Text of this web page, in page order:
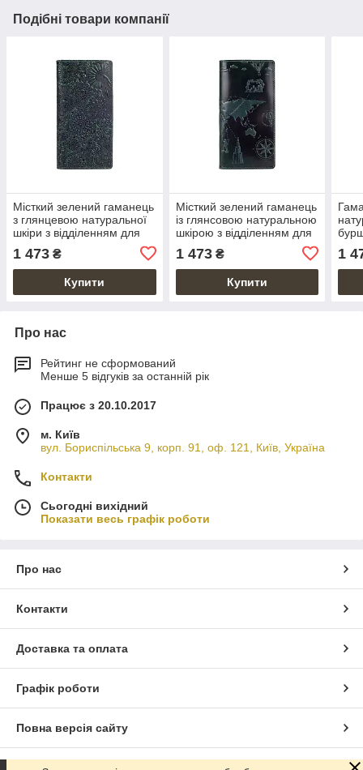
Подібні товари компанії
Місткий зелений гаманець
з глянцевою натуральної
шкіри з відділенням для
монет, колекція "Mehendi
Art"
1 473 ₴
Купити
Місткий зелений гаманець
із глянсовою натуральною
шкірою з відділенням для
монет, колекція "7 wonders
of the world"
1 473₴
Купити
1
Про нас
Рейтинг не сформований
Менше 5 відгуків за останній рік
Працює з 20.10.2017
м. Київ
вул. Бориспільська 9, корп. 91, оф. 121, Київ, Україна
Контакти
Сьогодні вихідний
Показати весь графік роботи
Про нас
Контакти
Доставка та оплата
Графік роботи
Повна версія сайту
Сайт створено на маркетплейсі Prom.ua